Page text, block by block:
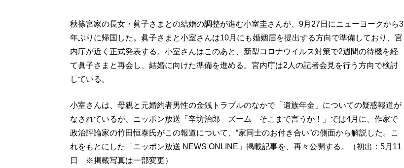
秋篠宮家の長女・眞子さまとの結婚の調整が進む小室圭さんが、9月27日にニューヨークから3
年ぶりに帰国した。眞子さまと小室さんは10月にも婚姻届を提出する方向で準備しており、宮
内庁が近く正式発表する。小室さんはこのあと、新型コロナウイルス対策で2週間の待機を経
て眞子さまと再会し、結婚に向けた準備を進める。宮内庁は2人の記者会見を行う方向で検討
している。
小室さんは、母親と元婚約者男性の金銭トラブルのなかで「遺族年金」についての疑惑報道が
なされているが、ニッポン放送「辛坊治郎 ズーム そこまで言うか！」では4月に、作家で
政治評論家の竹田恒泰氏がこの報道について、“家同士のお付き合い”の側面から解説した。こ
れをもとにした「ニッポン放送 NEWS ONLINE」掲載記事を、再々公開する。（初出：5月11
日 ※掲載写真は一部変更）